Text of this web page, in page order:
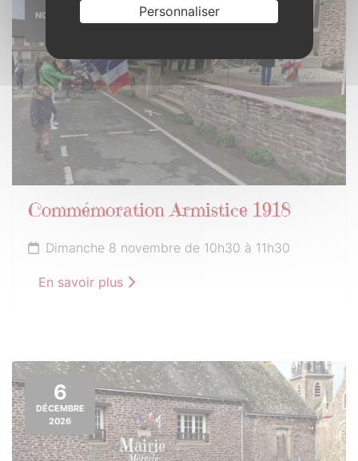
NOVEMBRE
Commémoration Armistice 1918
Dimanche 8 novembre de 10h30 à 11h30
En savoir plus
6
DÉCEMBRE
2026
Personnaliser